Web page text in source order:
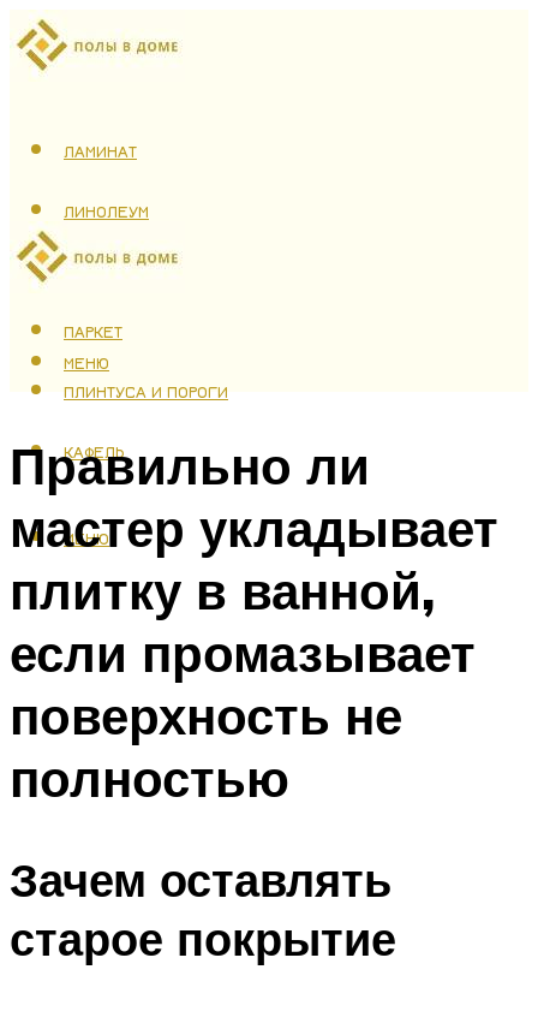
ЛАМИНАТ
ЛИНОЛЕУМ
ТЕПЛЫЙ ПОЛ
ПАРКЕТ
ПЛИНТУСА И ПОРОГИ
КАФЕЛЬ
МЕНЮ
МЕНЮ
Правильно ли
мастер укладывает
плитку в ванной,
если промазывает
поверхность не
полностью
Зачем оставлять
старое покрытие